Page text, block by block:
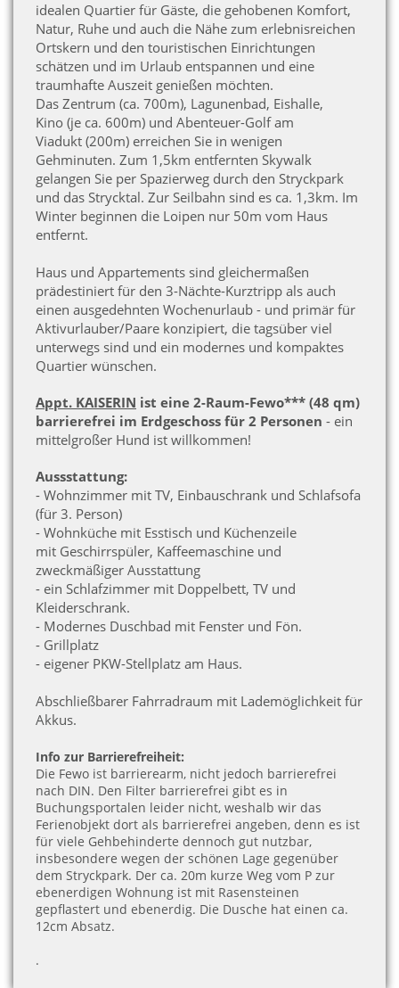
idealen Quartier für Gäste, die gehobenen Komfort,
Natur, Ruhe und auch die Nähe zum erlebnisreichen
Ortskern und den touristischen Einrichtungen
schätzen und im Urlaub entspannen und eine
traumhafte Auszeit genießen möchten.
Das Zentrum (ca. 700m), Lagunenbad, Eishalle,
Kino (je ca. 600m) und Abenteuer-Golf am
Viadukt (200m) erreichen Sie in wenigen
Gehminuten. Zum 1,5km entfernten Skywalk
gelangen Sie per Spazierweg durch den Stryckpark
und das Strycktal. Zur Seilbahn sind es ca. 1,3km. Im
Winter beginnen die Loipen nur 50m vom Haus
entfernt.
Haus und Appartements sind gleichermaßen
prädestiniert für den 3-Nächte-Kurztripp als auch
einen ausgedehnten Wochenurlaub - und primär für
Aktivurlauber/Paare konzipiert, die tagsüber viel
unterwegs sind und ein modernes und kompaktes
Quartier wünschen.
Appt. KAISERIN ist eine 2-Raum-Fewo*** (48 qm)
barrierefrei im Erdgeschoss für 2 Personen - ein
mittelgroßer Hund ist willkommen!
Aussstattung:
- Wohnzimmer mit TV, Einbauschrank und Schlafsofa
(für 3. Person)
- Wohnküche mit Esstisch und Küchenzeile
mit Geschirrspüler, Kaffeemaschine und
zweckmäßiger Ausstattung
- ein Schlafzimmer mit Doppelbett, TV und
Kleiderschrank.
- Modernes Duschbad mit Fenster und Fön.
- Grillplatz
- eigener PKW-Stellplatz am Haus.
Abschließbarer Fahrradraum mit Lademöglichkeit für
Akkus.
Info zur Barrierefreiheit:
Die Fewo ist barrierearm, nicht jedoch barrierefrei
nach DIN. Den Filter barrierefrei gibt es in
Buchungsportalen leider nicht, weshalb wir das
Ferienobjekt dort als barrierefrei angeben, denn es ist
für viele Gehbehinderte dennoch gut nutzbar,
insbesondere wegen der schönen Lage gegenüber
dem Stryckpark. Der ca. 20m kurze Weg vom P zur
ebenerdigen Wohnung ist mit Rasensteinen
gepflastert und ebenerdig. Die Dusche hat einen ca.
12cm Absatz.
.